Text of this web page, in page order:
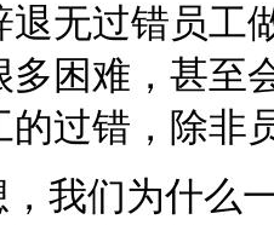
退无过错员工
多困难，甚
的过错，除非
我们为什么